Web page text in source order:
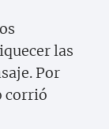
las
Por
corrió